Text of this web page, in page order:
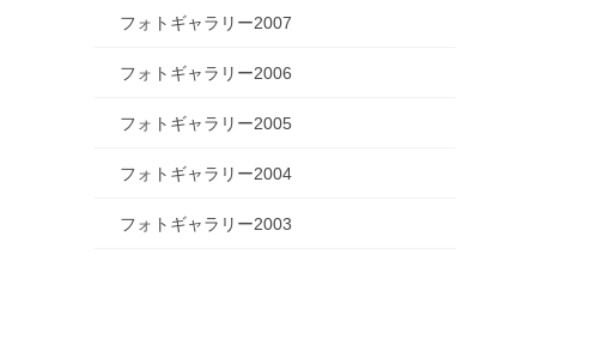
フォトギャラリー2007
フォトギャラリー2006
フォトギャラリー2005
フォトギャラリー2004
フォトギャラリー2003